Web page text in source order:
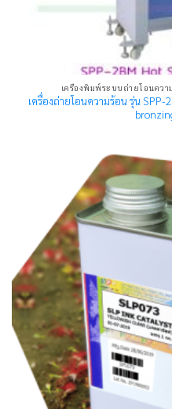
เครื่องพิมพ์ระบบถ่ายโอนความ
เครื่องถ่ายโอนความร้อน รุ่น